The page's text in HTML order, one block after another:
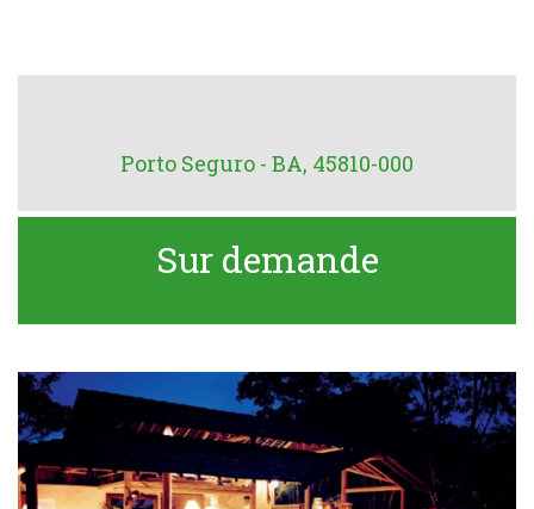
Porto Seguro - BA, 45810-000
Sur demande